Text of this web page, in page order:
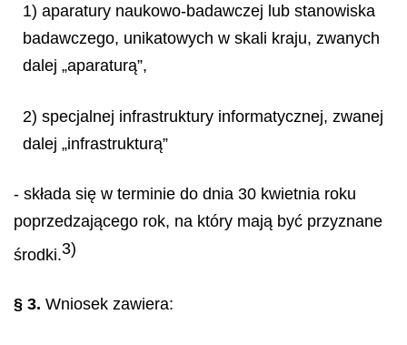
1) aparatury naukowo-badawczej lub stanowiska
badawczego, unikatowych w skali kraju, zwanych
dalej „aparaturą”,
2) specjalnej infrastruktury informatycznej, zwanej
dalej „infrastrukturą”
- składa się w terminie do dnia 30 kwietnia roku
poprzedzającego rok, na który mają być przyznane
środki.3)
§ 3. Wniosek zawiera: